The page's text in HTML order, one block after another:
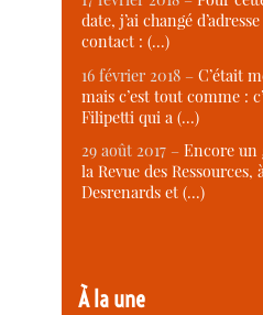
date, j’ai changé
contact : (…)
16 février 2018 –C’était
mais c’est tout comme :
Filipetti qui a (…)
29 août 2017 –Encore un
la Revue des Ressources,
Desrenards et (…)
À la une